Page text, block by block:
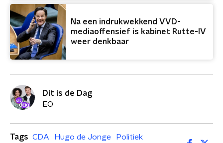
Na een indrukwekkend VVD-
mediaoffensief is kabinet Rutte-IV
weer denkbaar
Dit is de Dag
EO
Tags CDA Hugo de Jonge
Politiek